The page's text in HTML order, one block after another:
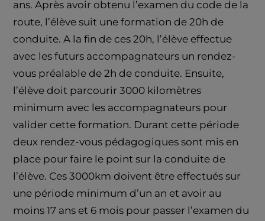
ans. Après avoir obtenu l’examen du code de la
route, l’élève suit une formation de 20h de
conduite. A la fin de ces 20h, l’élève effectue
avec les futurs accompagnateurs un rendez-
vous préalable de 2h de conduite. Ensuite,
l’élève doit parcourir 3000 kilomètres
minimum avec les accompagnateurs pour
valider cette formation. Durant cette période
deux rendez-vous pédagogiques sont mis en
place pour faire le point sur la conduite de
l’élève. Ces 3000km doivent être effectués sur
une période minimum d’un an et avoir au
moins 17 ans et 6 mois pour passer l’examen du